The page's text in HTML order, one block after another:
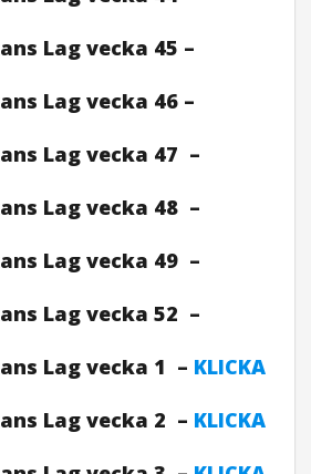
Lag vecka 45 –
Lag vecka 46 –
Lag vecka 47 –
Lag vecka 48 –
Lag vecka 49 –
Lag vecka 52 –
Lag vecka 1 – KLICKA
Lag vecka 2 – KLICKA